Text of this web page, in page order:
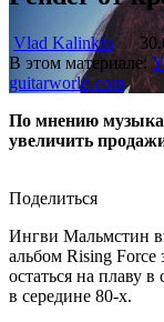
Vlad Kalinkin
В этом материале:
guitarworld.com
По мнению
увеличить
Поделиться
Ингви Мальмстин
альбом Rising Force
остаться на плаву
в середине 80-х.